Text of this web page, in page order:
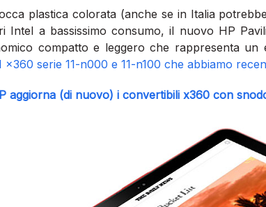
plastica colorata (anche se in Italia
Intel a bassissimo consumo, il nuovo HP
compatto e leggero che rappresenta un
x360 serie 11-n000 e 11-n100 che abbiamo
aggiorna (di nuovo) i convertibili x360 con